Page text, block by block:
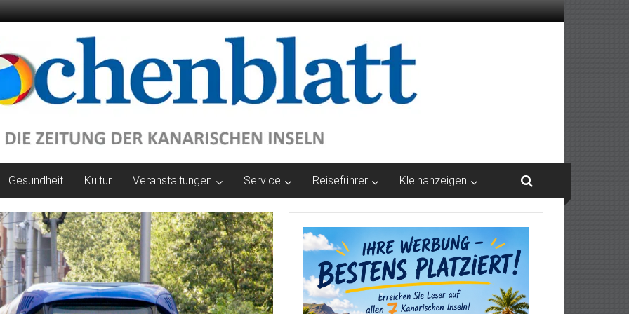
Gesundheit Kultur Veranstaltungen Service Reiseführer Kleinanzeigen